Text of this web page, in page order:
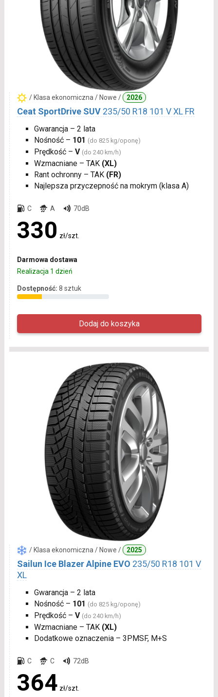
/ Klasa ekonomiczna / Nowe / 2026
Ceat SportDrive SUV 235/50 R18 101 V XL FR
Gwarancja – 2 lata
Nośność – 101 (do 825 kg/oponę)
Prędkość – V (do 240 km/h)
Wzmacniane – TAK (XL)
Rant ochronny – TAK (FR)
Najlepsza przyczepność na mokrym (klasa A)
C A 70dB
330 zł/szt.
Darmowa dostawa
Realizacja 1 dzień
Dostępność: 8 sztuk
/ Klasa ekonomiczna / Nowe / 2025
Sailun Ice Blazer Alpine EVO 235/50 R18 101 V
XL
Gwarancja – 2 lata
Nośność – 101 (do 825 kg/oponę)
Prędkość – V (do 240 km/h)
Wzmacniane – TAK (XL)
Dodatkowe oznaczenia – 3PMSF, M+S
C C 72dB
364 zł/szt.